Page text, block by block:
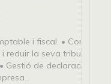
i fiscal. •
reduir la seva tributació
Gestió de declaracions